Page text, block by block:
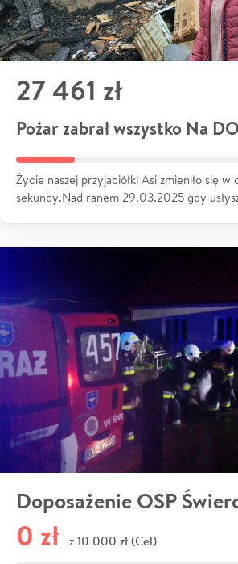
27 461 zł
Pożar zabrał wszystko Na
Życie naszej przyjaciółki Asi zmieniło się w
sekundy.Nad ranem 29.03.2025 gdy
Doposażenie OSP
0 zł z 10 000 zł (Cel)